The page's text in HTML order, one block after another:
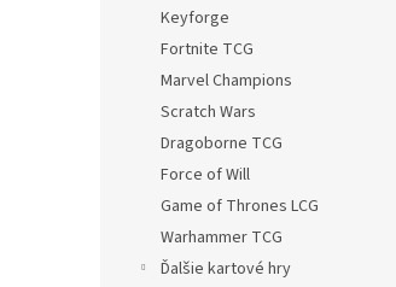
Keyforge
Fortnite TCG
Marvel Champions
Scratch Wars
Dragoborne TCG
Force of Will
Game of Thrones LCG
Warhammer TCG
Ďalšie kartové hry